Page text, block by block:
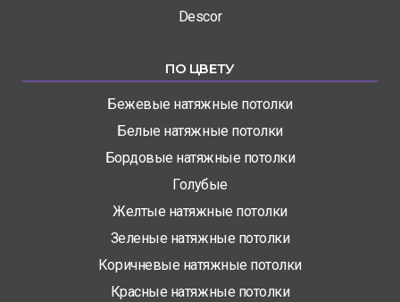
Descor
ПО ЦВЕТУ
Бежевые натяжные потолки
Белые натяжные потолки
Бордовые натяжные потолки
Голубые
Желтые натяжные потолки
Зеленые натяжные потолки
Коричневые натяжные потолки
Красные натяжные потолки